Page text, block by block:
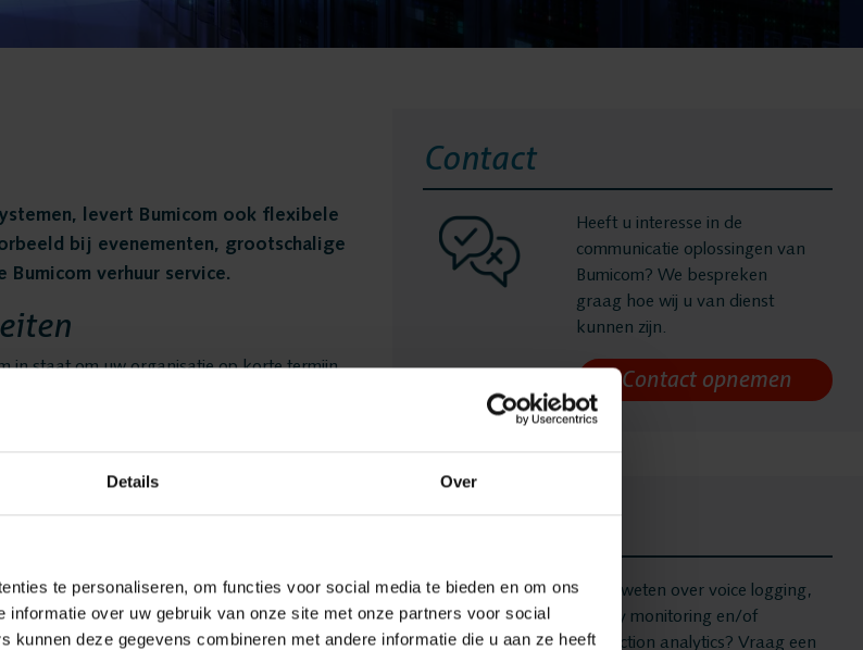
Details Over
te personaliseren, om functies voor social media te bieden en om ons
informatie over uw gebruik van onze site met onze partners voor social
kunnen deze gegevens combineren met andere informatie die u aan ze heeft
Bumicom certificeringen
Oplossingen
Recording
Messaging Recording
Quality Monitoring
levert Bumicom ook flexibele
bij evenementen, grootschalige
verhuur service.
in staat om uw organisatie op korte termijn
systeem niet direct verbeterd kan
Om u van de juiste oplossing te voorzien
tijdelijke recording, quality monitoring en
worden.
service afdeling is 24 uur per dag en 7
en oplossingsgericht te werk. Zo
de medewerkers binnen uw organisatie de
Contact
Heeft u interesse in de
communicatie oplossingen van
Bumicom? We bespreken
graag hoe wij u van dienst
kunnen zijn.
Demo
Meer weten over voice logging,
quality monitoring en/of
interaction analytics? Vraag een